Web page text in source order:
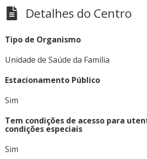
Detalhes do Centro
Tipo de Organismo
Unidade de Saúde da Família
Estacionamento Público
Sim
Tem condições de acesso para
condições especiais
Sim